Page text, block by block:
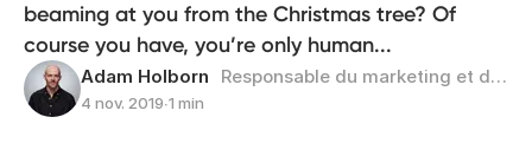
beaming at you from the Christmas tree? Of
course you have, you’re only human...
Adam Holborn Responsable du marketing et de la performance
4 nov. 2019∙1 min